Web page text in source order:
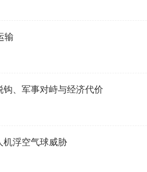
输
、军事对峙与经济代价
机浮空气球威胁